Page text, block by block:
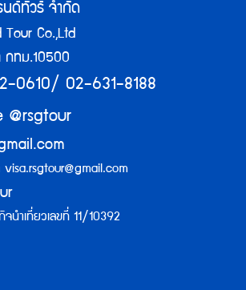
นด์ทัวร์ จำกัด
Tour Co.,Ltd
กทม.10500
0610/ 02-631-8188
@rsgtour
visa.rsgtour@gmail.com
นำเที่ยวเลขที่ 11/10392